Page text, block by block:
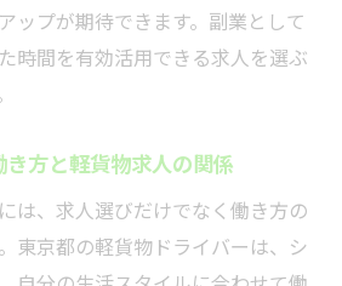
ップが期待できます。副業として
時間を有効活用できる求人を選ぶ
方と軽貨物求人の関係
は、求人選びだけでなく働き方の
東京都の軽貨物ドライバーは、シ